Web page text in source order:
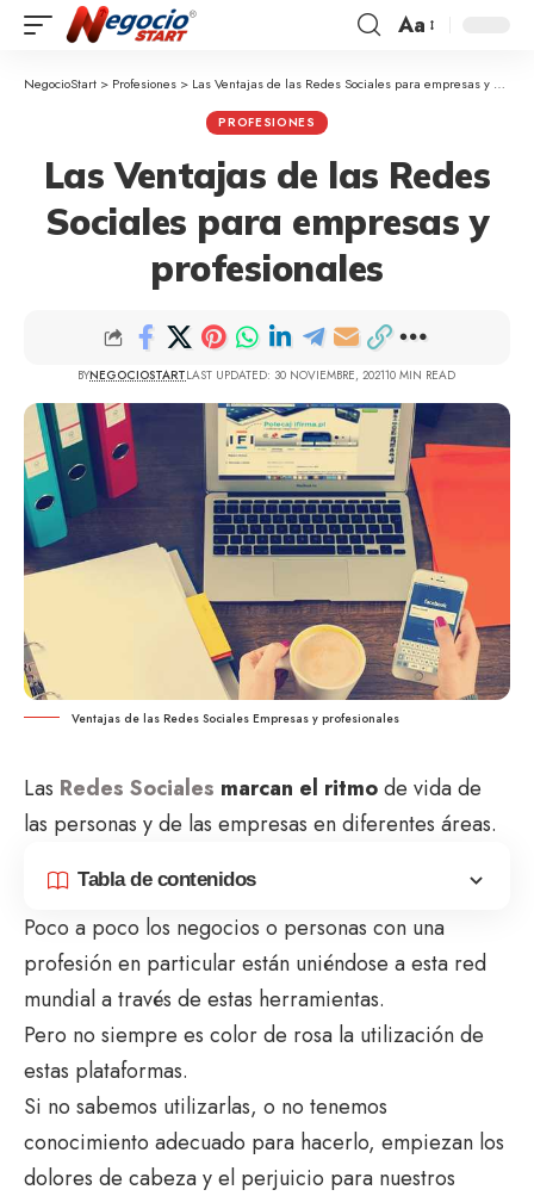
Aa
NegocioStart > Profesiones > Las Ventajas de las Redes Sociales para empresas y profesionales
PROFESIONES
Las Ventajas de las Redes
Sociales para empresas y
profesionales
BYNEGOCIOSTARTLAST UPDATED: 30 NOVIEMBRE, 202110 MIN READ
Ventajas de las Redes Sociales Empresas y profesionales
Las Redes Sociales marcan el ritmode vida de
las personas y de las empresas en diferentes áreas.
Tabla de contenidos
Poco a poco los negocios o personas con una
profesión en particular están uniéndose a esta red
mundial a través de estas herramientas.
Pero no siempre es color de rosa la utilización de
estas plataformas.
Si no sabemos utilizarlas, o no tenemos
conocimiento adecuado para hacerlo, empiezan los
dolores de cabeza y el perjuicio para nuestros